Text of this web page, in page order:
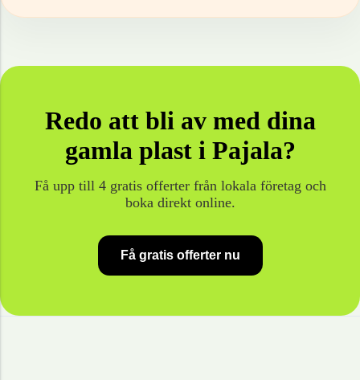
Redo att bli av med dina
gamla plasti Pajala?
Få upp till 4 gratis offerter från lokala företag och
boka direkt online.
Få gratis offerter nu